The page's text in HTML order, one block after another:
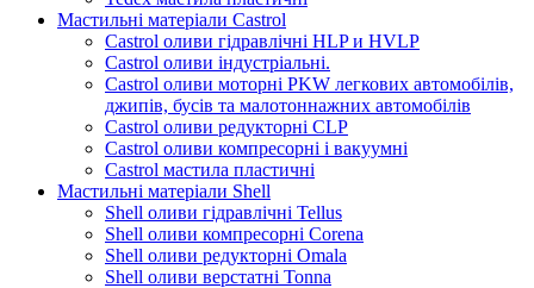
Мастильні матеріали Castrol
Castrol оливи гідравлічні HLP и HVLP
Castrol оливи індустріальні.
Castrol оливи моторні PKW легкових автомобілів,
джипів, бусів та малотоннажних автомобілів
Castrol оливи редукторні CLP
Castrol оливи компресорні і вакуумні
Castrol мастила пластичні
Мастильні матеріали Shell
Shell оливи гідравлічні Tellus
Shell оливи компресорні Corena
Shell оливи редукторні Omala
Shell оливи верстатні Tonna